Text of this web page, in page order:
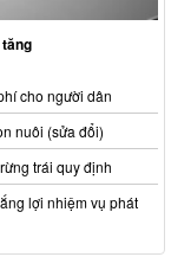
cho người dân
nuôi (sửa đổi)
trái quy định
lợi nhiệm vụ phát